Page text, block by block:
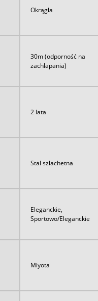
Okrągła
30m (odporność na
zachlapania)
2 lata
Stal szlachetna
Eleganckie,
Sportowo/Eleganckie
Miyota